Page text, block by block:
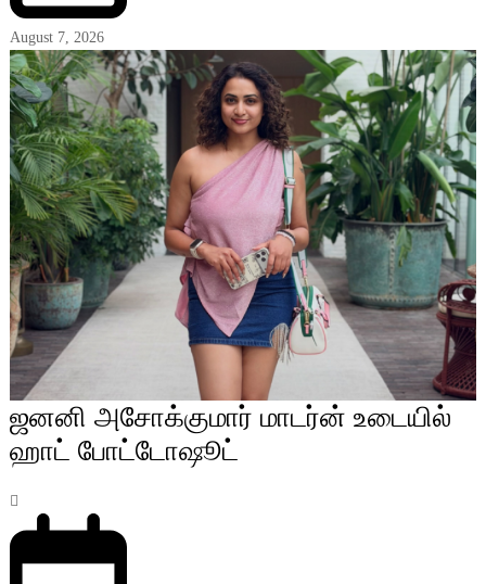
August 7, 2026
ஜனனி அசோக்குமார் மாடர்ன் உடையில்
ஹாட் போட்டோஷூட்